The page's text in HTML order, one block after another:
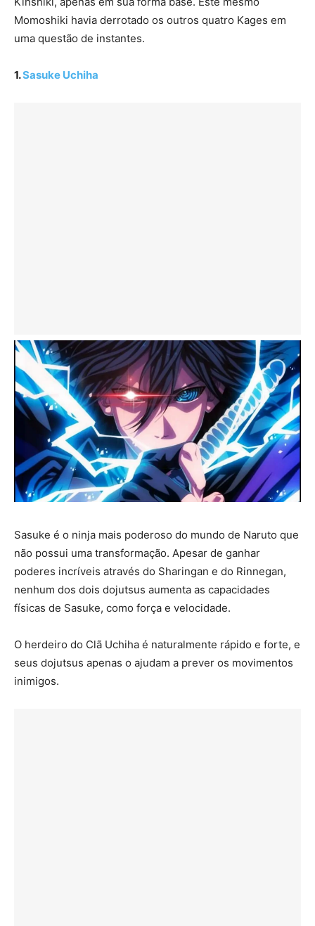
Momoshiki havia derrotado os outros quatro Kages em
uma questão de instantes.
1.Sasuke Uchiha
Sasuke é o ninja mais poderoso do mundo de Naruto que
não possui uma transformação. Apesar de ganhar
poderes incríveis através do Sharingan e do Rinnegan,
nenhum dos dois dojutsus aumenta as capacidades
físicas de Sasuke, como força e velocidade.
O herdeiro do Clã Uchiha é naturalmente rápido e forte, e
seus dojutsus apenas o ajudam a prever os movimentos
inimigos.